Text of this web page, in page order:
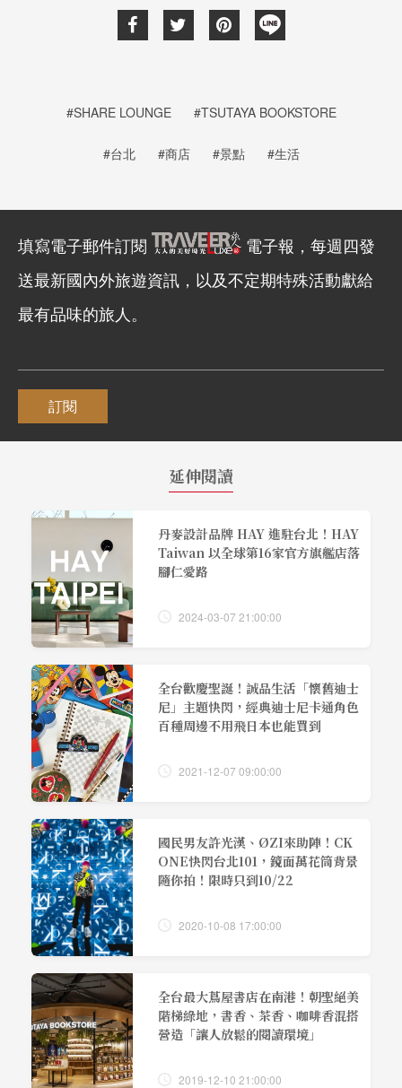
#SHARE LOUNGE #TSUTAYA BOOKSTORE
#台北 #商店 #景點 #生活
填寫電子郵件訂閱
電子報，每週四發
送最新國內外旅遊資訊，以及不定期特殊活動獻給
最有品味的旅人。
訂閱
延伸閱讀
丹麥設計品牌 HAY 進駐台北！HAY
Taiwan 以全球第16家官方旗艦店落
腳仁愛路
2024-03-07 21:00:00
全台歡慶聖誕！誠品生活「懷舊迪士
尼」主題快閃，經典迪士尼卡通角色
百種周邊不用飛日本也能買到
2021-12-07 09:00:00
國民男友許光漢、ØZI來助陣！CK
ONE快閃台北101，鏡面萬花筒背景
隨你拍！限時只到10/22
2020-10-08 17:00:00
全台最大蔦屋書店在南港！朝聖絕美
階梯綠地，書香、茶香、咖啡香混搭
營造「讓人放鬆的閱讀環境」
2019-12-10 21:00:00